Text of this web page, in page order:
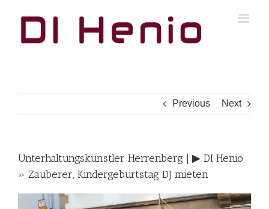
Previous Next
Unterhaltungskünstler Herrenberg | ▶︎ DI Henio
» Zauberer, Kindergeburtstag DJ mieten